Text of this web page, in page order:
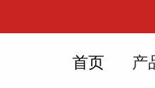
首页 产